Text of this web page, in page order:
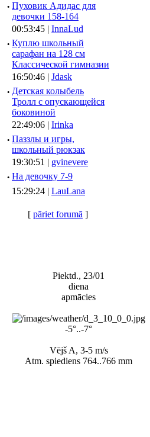
· Пуховик Адидас для
девочки 158-164
00:53:45 | InnaLud
· Куплю школьный
сарафан на 128 см
Классической гимназии
16:50:46 | Jdask
· Детская колыбель
Тролл с опускающейся
боковиной
22:49:06 | Irinka
· Паззлы и игры,
школьный рюкзак
19:30:51 | gvinevere
· Hа девочку 7-9
15:29:24 | LauLana
[ pāriet forumā ]
Piektd., 23/01
diena
apmācies
-5°..-7°
Vējš A, 3-5 m/s
Atm. spiediens 764..766 mm